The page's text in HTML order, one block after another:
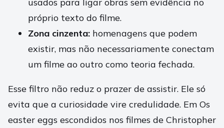
usados para ligar obras sem evidência no
próprio texto do filme.
Zona cinzenta: homenagens que podem
existir, mas não necessariamente conectam
um filme ao outro como teoria fechada.
Esse filtro não reduz o prazer de assistir. Ele só
evita que a curiosidade vire credulidade. Em Os
easter eggs escondidos nos filmes de Christopher